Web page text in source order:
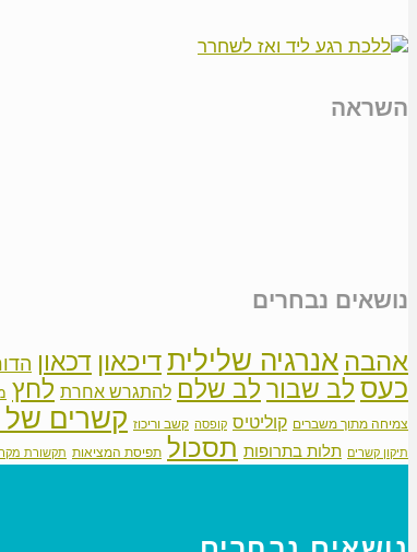
השראה
נושאים נבחרים
אהבה אנרגיה שלילית דיכאון דכאון
כעס לב שבור לב שלם להתגרש אחרת לחץ
צמיחה מתוך משברים קוליטיס קופסה קשב וריכוז קשרים
תיקון קשרים תלות בתרופות תסכול תפיסת המציאות תקשורת